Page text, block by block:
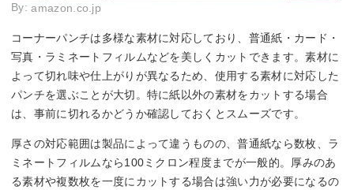
By:amazon.co.jp
コーナーパンチは多様な素材に対応しており、普通紙・カード・
写真・ラミネートフィルムなどを美しくカットできます。素材に
よって切れ味や仕上がりが異なるため、使用する素材に対応した
パンチを選ぶことが大切。特に紙以外の素材をカットする場合
は、事前に切れるかどうか確認しておくとスムーズです。
厚さの対応範囲は製品によって違うものの、普通紙なら数枚、ラ
ミネートフィルムなら100ミクロン程度までが一般的。厚みのあ
る素材や複数枚を一度にカットする場合は強い力が必要になるの